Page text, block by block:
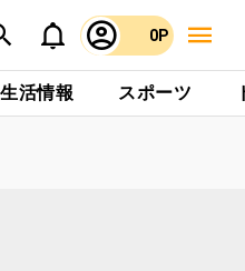
0P
生活情報 スポーツ